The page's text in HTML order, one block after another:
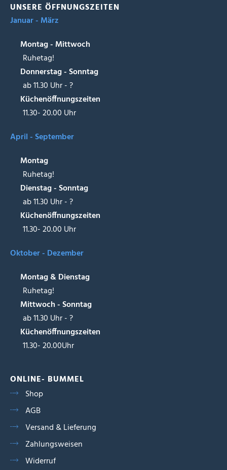
UNSERE ÖFFNUNGSZEITEN
Januar - März
Montag - Mittwoch
Ruhetag!
Donnerstag - Sonntag
ab 11.30 Uhr - ?
Küchenöffnungszeiten
11.30- 20.00 Uhr
April - September
Montag
Ruhetag!
Dienstag - Sonntag
ab 11.30 Uhr - ?
Küchenöffnungszeiten
11.30- 20.00 Uhr
Oktober - Dezember
Montag & Dienstag
Ruhetag!
Mittwoch - Sonntag
ab 11.30 Uhr - ?
Küchenöffnungszeiten
11.30- 20.00Uhr
ONLINE- BUMMEL
Shop
AGB
Versand & Lieferung
Zahlungsweisen
Widerruf